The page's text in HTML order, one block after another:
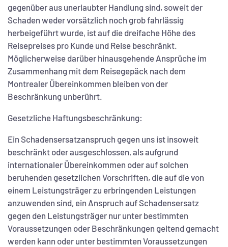
gegenüber aus unerlaubter Handlung sind, soweit der
Schaden weder vorsätzlich noch grob fahrlässig
herbeigeführt wurde, ist auf die dreifache Höhe des
Reisepreises pro Kunde und Reise beschränkt.
Möglicherweise darüber hinausgehende Ansprüche im
Zusammenhang mit dem Reisegepäck nach dem
Montrealer Übereinkommen bleiben von der
Beschränkung unberührt.
Gesetzliche Haftungsbeschränkung:
Ein Schadensersatzanspruch gegen uns ist insoweit
beschränkt oder ausgeschlossen, als aufgrund
internationaler Übereinkommen oder auf solchen
beruhenden gesetzlichen Vorschriften, die auf die von
einem Leistungsträger zu erbringenden Leistungen
anzuwenden sind, ein Anspruch auf Schadensersatz
gegen den Leistungsträger nur unter bestimmten
Voraussetzungen oder Beschränkungen geltend gemacht
werden kann oder unter bestimmten Voraussetzungen